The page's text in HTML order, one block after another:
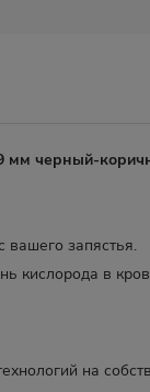
мм черный-
вашего запястья.
кислорода в
на